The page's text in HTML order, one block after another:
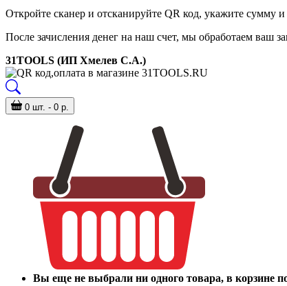
Откройте сканер и отсканируйте QR код, укажите сумму
После зачисления денег на наш счет, мы обработаем ваш
31TOOLS (ИП Хмелев С.А.)
0 шт. - 0 р.
Вы еще не выбрали ни одного товара, в корзине